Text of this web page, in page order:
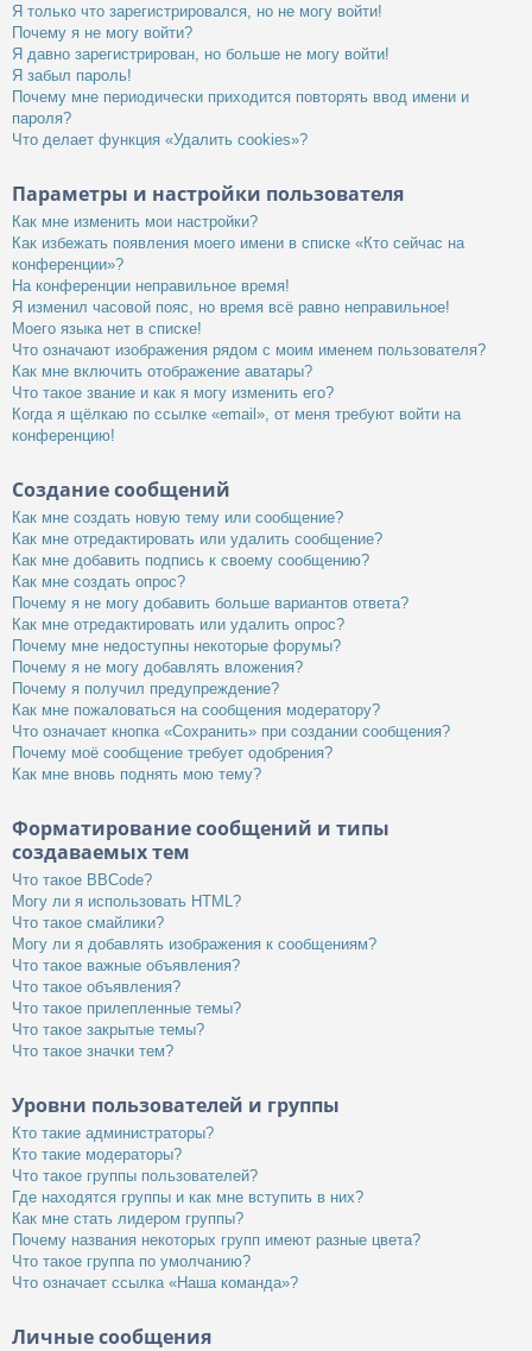
Я только что зарегистрировался, но не могу войти!
Почему я не могу войти?
Я давно зарегистрирован, но больше не могу войти!
Я забыл пароль!
Почему мне периодически приходится повторять ввод имени и
пароля?
Что делает функция «Удалить cookies»?
Параметры и настройки пользователя
Как мне изменить мои настройки?
Как избежать появления моего имени в списке «Кто сейчас на
конференции»?
На конференции неправильное время!
Я изменил часовой пояс, но время всё равно неправильное!
Моего языка нет в списке!
Что означают изображения рядом с моим именем пользователя?
Как мне включить отображение аватары?
Что такое звание и как я могу изменить его?
Когда я щёлкаю по ссылке «email», от меня требуют войти на
конференцию!
Создание сообщений
Как мне создать новую тему или сообщение?
Как мне отредактировать или удалить сообщение?
Как мне добавить подпись к своему сообщению?
Как мне создать опрос?
Почему я не могу добавить больше вариантов ответа?
Как мне отредактировать или удалить опрос?
Почему мне недоступны некоторые форумы?
Почему я не могу добавлять вложения?
Почему я получил предупреждение?
Как мне пожаловаться на сообщения модератору?
Что означает кнопка «Сохранить» при создании сообщения?
Почему моё сообщение требует одобрения?
Как мне вновь поднять мою тему?
Форматирование сообщений и типы
создаваемых тем
Что такое BBCode?
Могу ли я использовать HTML?
Что такое смайлики?
Могу ли я добавлять изображения к сообщениям?
Что такое важные объявления?
Что такое объявления?
Что такое прилепленные темы?
Что такое закрытые темы?
Что такое значки тем?
Уровни пользователей и группы
Кто такие администраторы?
Кто такие модераторы?
Что такое группы пользователей?
Где находятся группы и как мне вступить в них?
Как мне стать лидером группы?
Почему названия некоторых групп имеют разные цвета?
Что такое группа по умолчанию?
Что означает ссылка «Наша команда»?
Личные сообщения